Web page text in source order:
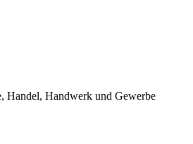
Handel, Handwerk und Gewerbe